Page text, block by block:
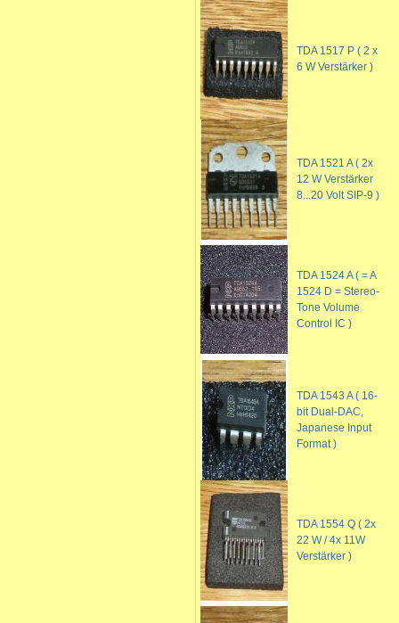
TDA 1517 P ( 2 x
6 W Verstärker )
TDA 1521 A ( 2x
12 W Verstärker
8...20 Volt SIP-9 )
TDA 1524 A ( = A
1524 D = Stereo-
Tone Volume
Control IC )
TDA 1543 A ( 16-
bit Dual-DAC,
Japanese Input
Format )
TDA 1554 Q ( 2x
22 W / 4x 11W
Verstärker )